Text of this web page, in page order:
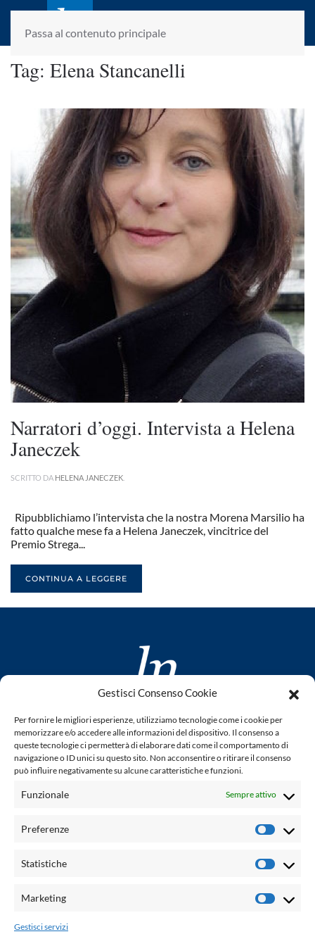
Gestisci Consenso Cookie
Per fornire le migliori esperienze, utilizziamo tecnologie come i cookie per
memorizzare e/o accedere alle informazioni del dispositivo. Il consenso a
queste tecnologie ci permetterà di elaborare dati come il comportamento di
navigazione o ID unici su questo sito. Non acconsentire o ritirare il consenso
può influire negativamente su alcune caratteristiche e funzioni.
Funzionale Sempre attivo
Preferenze
Statistiche
Marketing
Gestisci servizi
Passa al contenuto principale
laletteraturaenoi.it
fondato da Romano Luperini
Tag: Elena Stancanelli
Narratori d’oggi. Intervista a Helena
Janeczek
SCRITTO DA HELENA JANECZEK
Ripubblichiamo l’intervista che la nostra Morena Marsilio ha
fatto qualche mese fa a Helena Janeczek, vincitrice del
Premio Strega...
CONTINUA A LEGGERE
www.laletteraturaenoi.it
fondato da Romano Luperini
Questo blog non rappresenta una testata giornalistica in
quanto viene aggiornato senza alcuna periodicità. Non può
legge n° 62 del 7.03.2001. L'autore non è responsabile per
email: